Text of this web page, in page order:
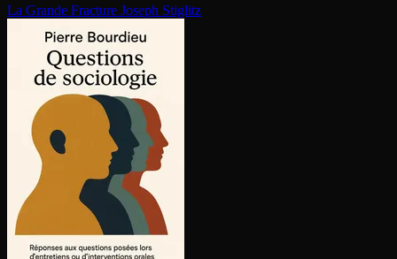
La Grande Fracture Joseph Stiglitz